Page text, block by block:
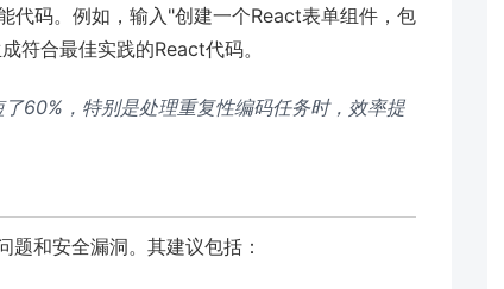
代码。例如，输入"创建一个React表单组件，包
符合最佳实践的React代码。
60%，特别是处理重复性编码任务时，效率提
和安全漏洞。其建议包括：